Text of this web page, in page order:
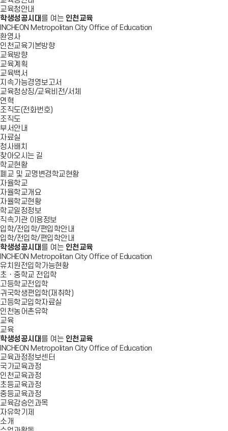
교육청안내
학생성공시대 를 여는 인천교육
INCHEON Metropolitan City Office of Education
환영사
인천교육기본방향
교육방향
교육계획
교육백서
지속가능경영보고서
교육청상징/교육비전/서체
연혁
조직도(전화번호)
조직도
부서안내
자료실
청사배치
찾아오시는 길
학교현황
폐교 및 교명변경학교현황
자율학교
자율학교개요
자율학교현황
학교일정정보
직속기관 이용정보
입학/전입학/편입학안내
입학/전입학/편입학안내
학생성공시대 를 여는 인천교육
INCHEON Metropolitan City Office of Education
유치원전입학가능현황
초ㆍ중학교 전입학
고등학교전입학
귀국학생편입학(재취학)
고등학교입학자료실
인천농어촌유학
교육
교육
학생성공시대 를 여는 인천교육
INCHEON Metropolitan City Office of Education
교육과정정보센터
국가교육과정
인천교육과정
초등교육과정
중등교육과정
교육감승인과목
자유학기제
소개